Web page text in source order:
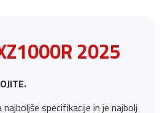
2025
specifikacije in je najbolj